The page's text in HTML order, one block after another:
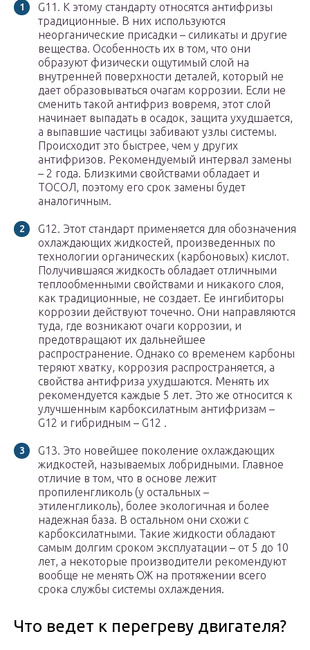
G11. К этому стандарту относятся антифризы
традиционные. В них используются
неорганические присадки – силикаты и другие
вещества. Особенность их в том, что они
образуют физически ощутимый слой на
внутренней поверхности деталей, который не
дает образовываться очагам коррозии. Если не
сменить такой антифриз вовремя, этот слой
начинает выпадать в осадок, защита ухудшается,
а выпавшие частицы забивают узлы системы.
Происходит это быстрее, чем у других
антифризов. Рекомендуемый интервал замены
– 2 года. Близкими свойствами обладает и
ТОСОЛ, поэтому его срок замены будет
аналогичным.
G12. Этот стандарт применяется для обозначения
охлаждающих жидкостей, произведенных по
технологии органических (карбоновых) кислот.
Получившаяся жидкость обладает отличными
теплообменными свойствами и никакого слоя,
как традиционные, не создает. Ее ингибиторы
коррозии действуют точечно. Они направляются
туда, где возникают очаги коррозии, и
предотвращают их дальнейшее
распространение. Однако со временем карбоны
теряют хватку, коррозия распространяется, а
свойства антифриза ухудшаются. Менять их
рекомендуется каждые 5 лет. Это же относится к
улучшенным карбоксилатным антифризам –
G12 и гибридным – G12 .
G13. Это новейшее поколение охлаждающих
жидкостей, называемых лобридными. Главное
отличие в том, что в основе лежит
пропиленгликоль (у остальных –
этиленгликоль), более экологичная и более
надежная база. В остальном они схожи с
карбоксилатными. Такие жидкости обладают
самым долгим сроком эксплуатации – от 5 до 10
лет, а некоторые производители рекомендуют
вообще не менять ОЖ на протяжении всего
срока службы системы охлаждения.
Что ведет к перегреву двигателя?